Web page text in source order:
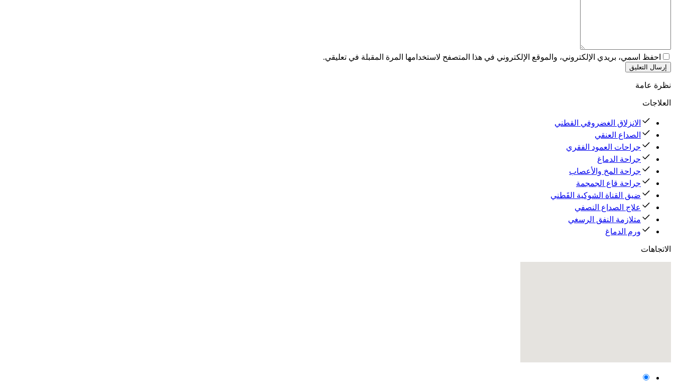
احفظ اسمي، بريدي الإلكتروني، والموقع الإلكتروني في هذا المتصفح لاستخدامها المرة المقبلة في تعليقي.
إرسال التعليق
نظرة عامة
العلاجات
الانزلاق الغضروفي القطني
الصداع العنقي
جراحات العمود الفقري
جراحة الدماغ
جراحة المخ والأعصاب
جراحة قاع الجمجمة
ضيق القناة الشوكية القَطني
علاج الصداع النصفي
متلازمة النفق الرسغي
ورم الدماغ
الاتجاهات